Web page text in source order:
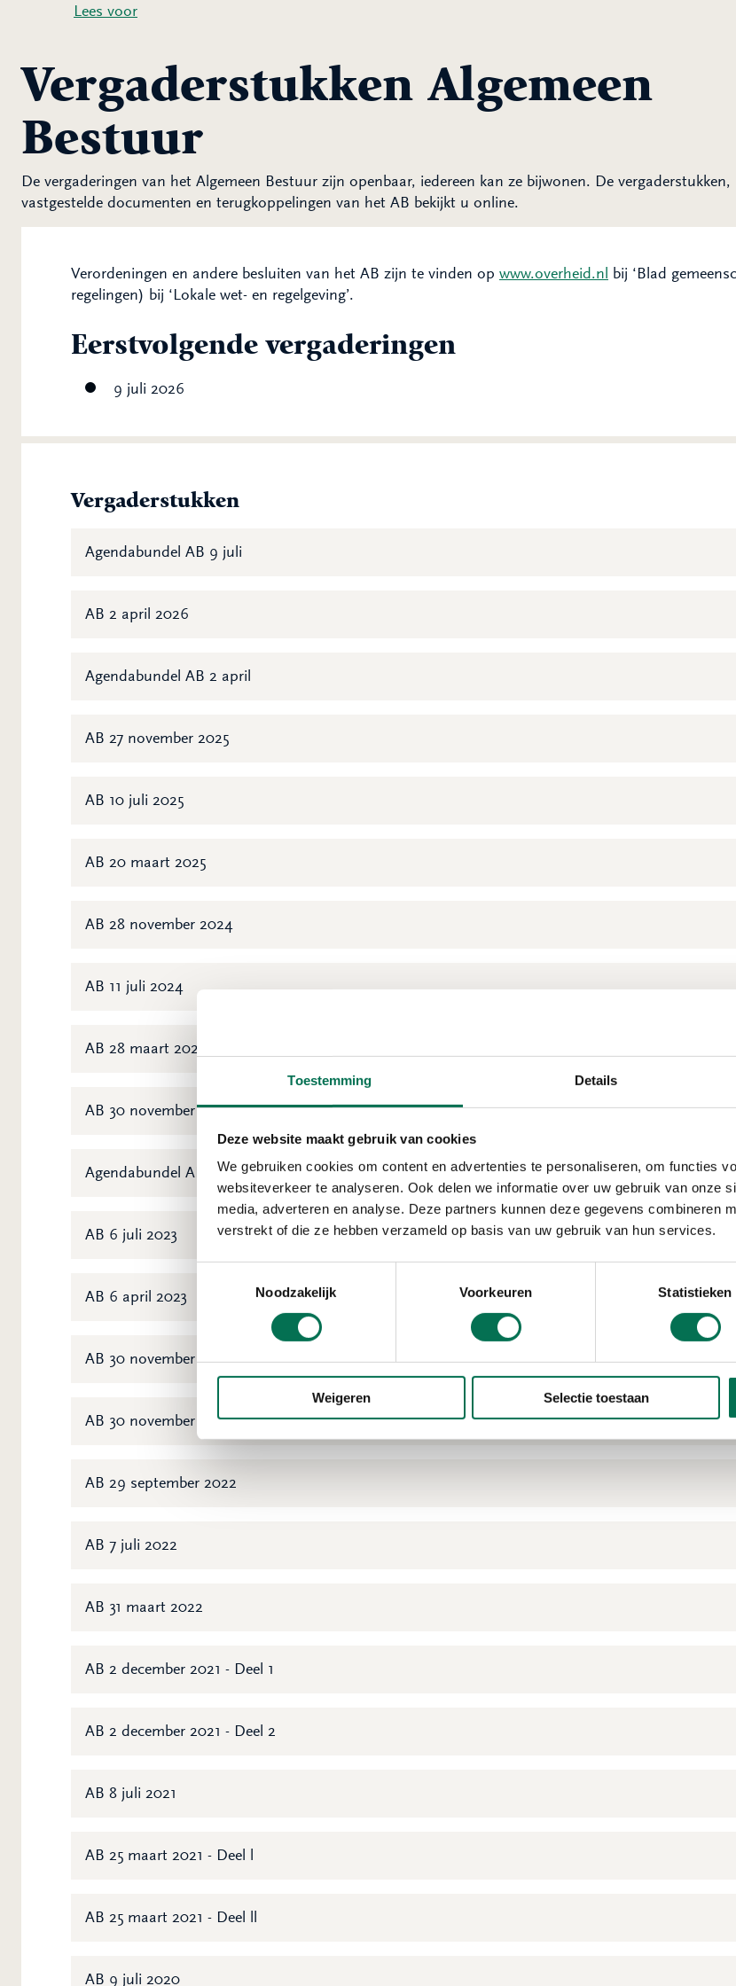
Toestemming Details
Deze website maakt gebruik van cookies
We gebruiken cookies om content en advertenties te personaliseren, om functies
websiteverkeer te analyseren. Ook delen we informatie over uw gebruik van onze
media, adverteren en analyse. Deze partners kunnen deze gegevens combineren
verstrekt of die ze hebben verzameld op basis van uw gebruik van hun services.
Noodzakelijk
Voorkeuren Statistieken
Weigeren Selectie toestaan
Lees voor
Vergaderstukken Algemeen
Bestuur
De vergaderingen van het Algemeen Bestuur zijn openbaar, iedereen kan ze bijwonen. De vergaderstukken,
vastgestelde documenten en terugkoppelingen van het AB bekijkt u online.
Verordeningen en andere besluiten van het AB zijn te vinden op www.overheid.nl bij ‘Blad
regelingen) bij ‘Lokale wet- en regelgeving’.
Eerstvolgende vergaderingen
9 juli 2026
Vergaderstukken
Agendabundel AB 9 juli
AB 2 april 2026
Agendabundel AB 2 april
AB 27 november 2025
AB 10 juli 2025
AB 20 maart 2025
AB 28 november 2024
AB 11 juli 2024
AB 28 maart 2024
AB 30 november 2023
Agendabundel AB 270923
AB 6 juli 2023
AB 6 april 2023
AB 30 november 2022 - deel 1
AB 30 november 2022 - deel 2
AB 29 september 2022
AB 7 juli 2022
AB 31 maart 2022
AB 2 december 2021 - Deel 1
AB 2 december 2021 - Deel 2
AB 8 juli 2021
AB 25 maart 2021 - Deel l
AB 25 maart 2021 - Deel ll
AB 9 juli 2020